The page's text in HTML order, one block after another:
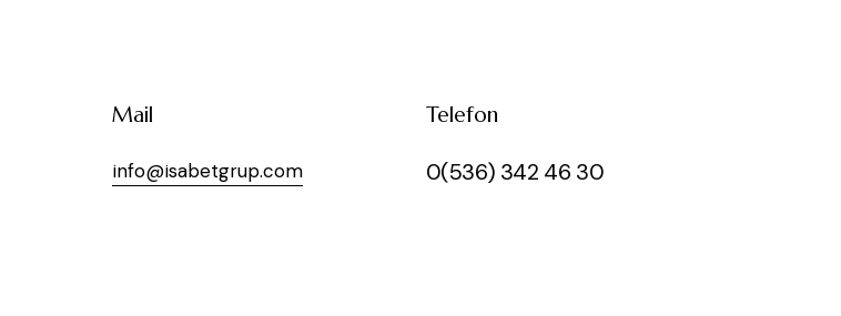
Mail
info@isabetgrup.com
Telefon
0(536) 342 46 30